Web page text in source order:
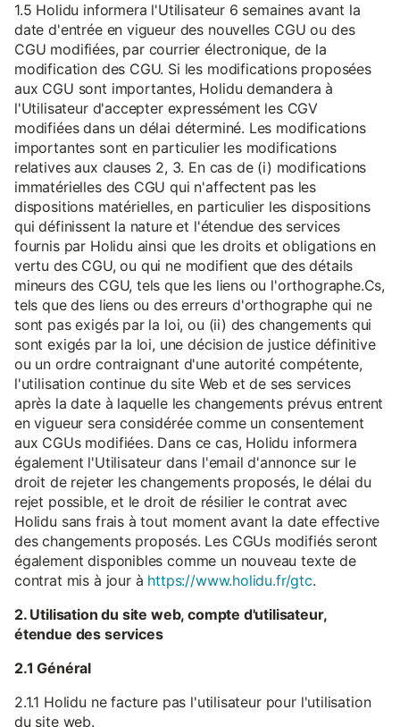
1.5 Holidu informera l'Utilisateur 6 semaines avant la
date d'entrée en vigueur des nouvelles CGU ou des
CGU modifiées, par courrier électronique, de la
modification des CGU. Si les modifications proposées
aux CGU sont importantes, Holidu demandera à
l'Utilisateur d'accepter expressément les CGV
modifiées dans un délai déterminé. Les modifications
importantes sont en particulier les modifications
relatives aux clauses 2, 3. En cas de (i) modifications
immatérielles des CGU qui n'affectent pas les
dispositions matérielles, en particulier les dispositions
qui définissent la nature et l'étendue des services
fournis par Holidu ainsi que les droits et obligations en
vertu des CGU, ou qui ne modifient que des détails
mineurs des CGU, tels que les liens ou l'orthographe.Cs,
tels que des liens ou des erreurs d'orthographe qui ne
sont pas exigés par la loi, ou (ii) des changements qui
sont exigés par la loi, une décision de justice définitive
ou un ordre contraignant d'une autorité compétente,
l'utilisation continue du site Web et de ses services
après la date à laquelle les changements prévus entrent
en vigueur sera considérée comme un consentement
aux CGUs modifiées. Dans ce cas, Holidu informera
également l'Utilisateur dans l'email d'annonce sur le
droit de rejeter les changements proposés, le délai du
rejet possible, et le droit de résilier le contrat avec
Holidu sans frais à tout moment avant la date effective
des changements proposés. Les CGUs modifiés seront
également disponibles comme un nouveau texte de
contrat mis à jour à https://www.holidu.fr/gtc.
2. Utilisation du site web, compte d'utilisateur,
étendue des services
2.1 Général
2.1.1 Holidu ne facture pas l'utilisateur pour l'utilisation
du site web.